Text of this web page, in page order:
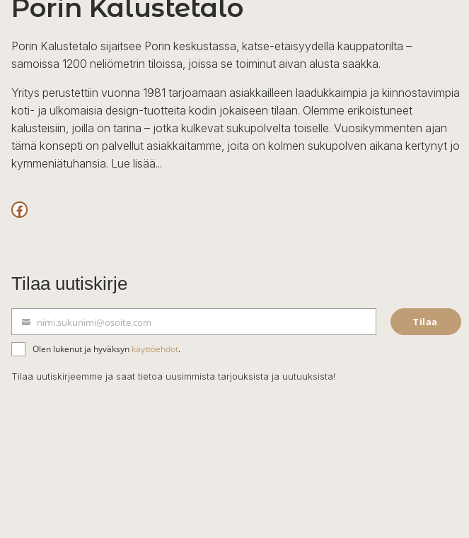
Porin Kalustetalo
Porin Kalustetalo sijaitsee Porin keskustassa, katse-etäisyydellä kauppatorilta –
samoissa 1200 neliömetrin tiloissa, joissa se toiminut aivan alusta saakka.
Yritys perustettiin vuonna 1981 tarjoamaan asiakkailleen laadukkaimpia ja kiinnostavimpia
koti- ja ulkomaisia design-tuotteita kodin jokaiseen tilaan. Olemme erikoistuneet
kalusteisiin, joilla on tarina – jotka kulkevat sukupolvelta toiselle. Vuosikymmenten ajan
tämä konsepti on palvellut asiakkaitamme, joita on kolmen sukupolven aikana kertynyt jo
kymmeniätuhansia. Lue lisää...
Facebook
Tilaa uutiskirje
ä
h
k
nimi.sukunimi@osoite.com Tilaa
Olen lukenut ja hyväksyn käyttöehdot.
Tilaa uutiskirjeemme ja saat tietoa uusimmista tarjouksista ja uutuuksista!